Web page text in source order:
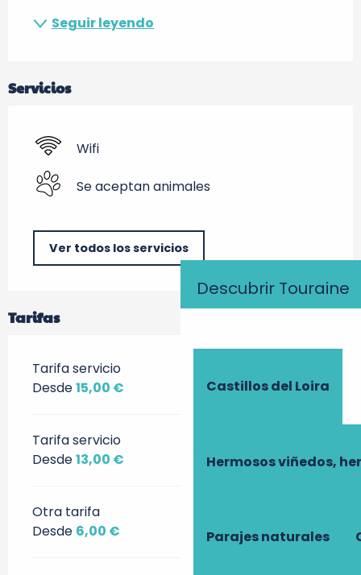
Descubrir Touraine
Castillos del Loira
Hermosos viñedos,
Parajes naturales
Seguir leyendo
Servicios
Wifi
Se aceptan animales
Ver todos los servicios
Tarifas
Tarifa servicio
Desde15,00 €
Tarifa servicio
Desde13,00 €
Otra tarifa
Desde 6,00 €